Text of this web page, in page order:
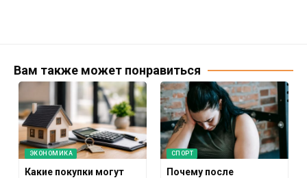
Вам также может понравиться
ЭКОНОМИКА
Какие покупки могут
СПОРТ
Почему после